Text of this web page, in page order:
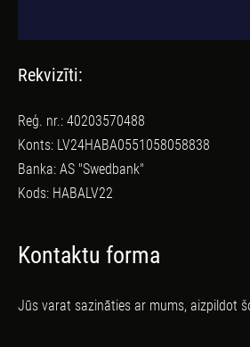
Rekvizīti:
Reģ. nr.: 40203570488
Konts: LV24HABA0551058058838
Banka: AS "Swedbank"
Kods: HABALV22
Kontaktu forma
Jūs varat sazināties ar mums, aizpildot